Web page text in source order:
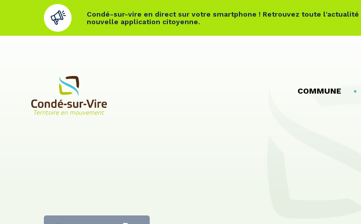
Condé-sur-vire en direct sur votre smartphone ! Retrouvez toute
nouvelle application citoyenne.
COMMUNE